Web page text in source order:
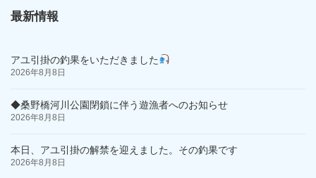
最新情報
アユ引掛の釣果をいただきました
2026年8月8日
◆桑野橋河川公園閉鎖に伴う遊漁者へのお知らせ
2026年8月8日
本日、アユ引掛の解禁を迎えました。その釣果です
2026年8月8日